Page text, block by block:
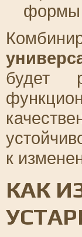
формы
будет
к
КАК